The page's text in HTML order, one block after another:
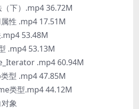
下）.mp4 36.72M
性 .mp4 17.51M
53.48M
.mp4 53.13M
.mp4 60.94M
型 .mp4 47.85M
类型.mp4 44.12M
象